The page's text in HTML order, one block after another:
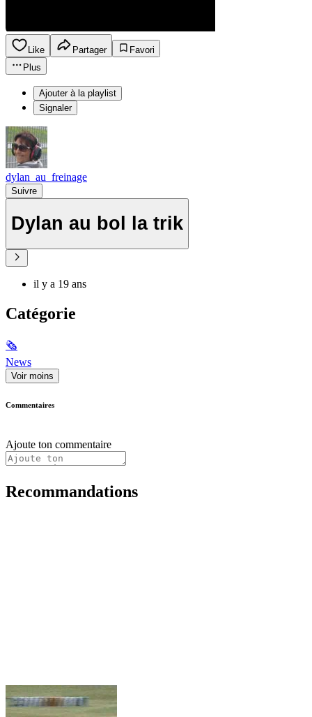
Like Partager
Favori
Plus
Ajouter à la playlist
Signaler
dylan_au_freinage
Suivre
Dylan au bol la trik
il y a 19 ans
Catégorie
🗞
News
Voir moins
Commentaires
Ajoute ton commentaire
Recommandations